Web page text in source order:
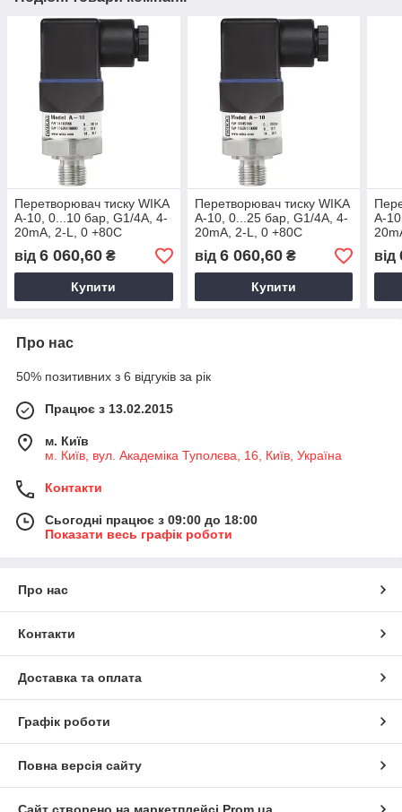
Перетворювач тиску WIKA
A-10, 0...10 бар, G1/4А, 4-
20mA, 2-L, 0 +80С
від 6 060,60 ₴
Купити
Перетворювач тиску WIKA
A-10, 0...25 бар, G1/4А, 4-
20mA, 2-L, 0 +80С
від 6 060,60₴
Купити
A-
від
Про нас
50% позитивних з 6 відгуків за рік
Працює з 13.02.2015
м. Київ
м. Київ, вул. Академіка Туполєва, 16, Київ, Україна
Контакти
Сьогодні працює з 09:00 до 18:00
Показати весь графік роботи
Про нас
Контакти
Доставка та оплата
Графік роботи
Повна версія сайту